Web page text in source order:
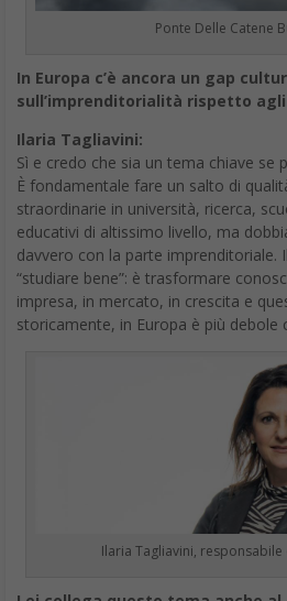
Ponte Delle Catene
In Europa c’è ancora un gap
sull’imprenditorialità rispetto
Ilaria Tagliavini:
Sì e credo che sia un tema chiave se
È fondamentale fare un salto di
straordinarie in università, ricerca,
educativi di altissimo livello, ma
davvero con la parte imprenditoriale.
“studiare bene”: è trasformare
impresa, in mercato, in crescita e
storicamente, in Europa è più debole
Ilaria Tagliavini,